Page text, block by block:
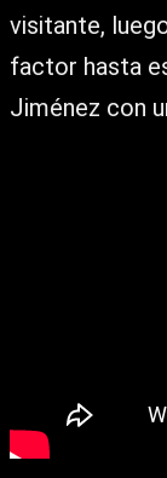
visitante,
factor hasta
Jiménez con